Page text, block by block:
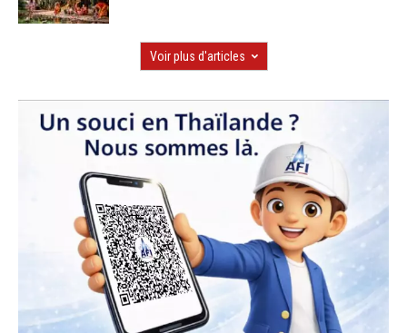
Voir plus d'articles